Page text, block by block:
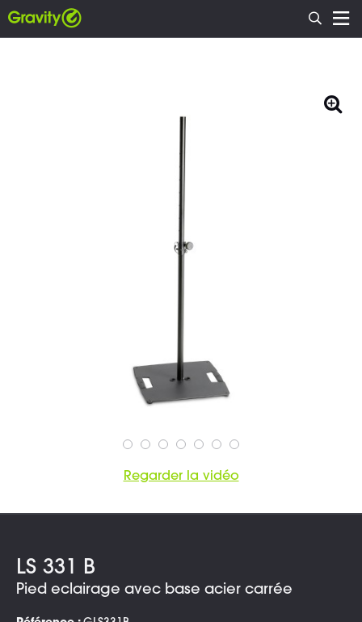
Regarder la vidéo
LS 331 B
Pied eclairage avec base acier carrée